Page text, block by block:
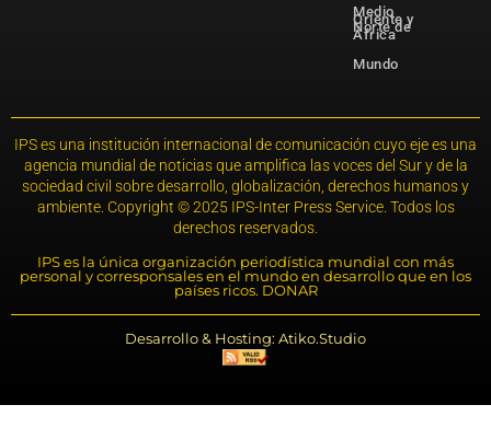
Medio
Oriente y
Norte de
África
Mundo
IPS es una institución internacional de comunicación cuyo eje es una
agencia mundial de noticias que amplifica las voces del Sur y de la
sociedad civil sobre desarrollo, globalización, derechos humanos y
ambiente. Copyright © 2025 IPS-Inter Press Service. Todos los
derechos reservados.
IPS es la única organización periodística mundial con más
personal y corresponsales en el mundo en desarrollo que en los
países ricos. DONAR
Desarrollo & Hosting: Atiko.Studio